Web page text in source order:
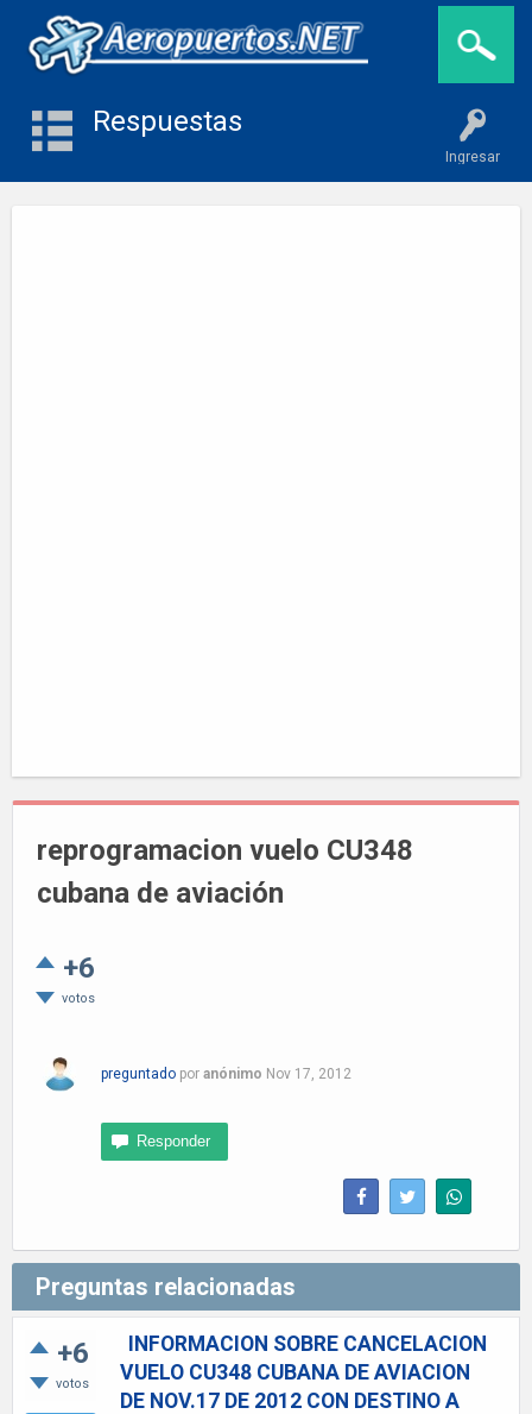
Ingresar
Respuestas
reprogramacion vuelo CU348
cubana de aviación
+6
votos
preguntado por anónimo Nov 17, 2012
Preguntas relacionadas
+6
votos
INFORMACION SOBRE CANCELACION
VUELO CU348 CUBANA DE AVIACION
DE NOV.17 DE 2012 CON DESTINO A